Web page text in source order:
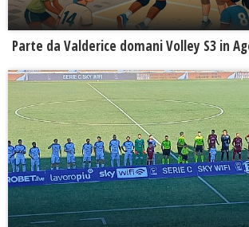
Parte da Valderice domani Volley S3 in